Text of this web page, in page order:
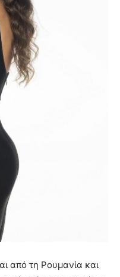
από τη Ρουμανία και